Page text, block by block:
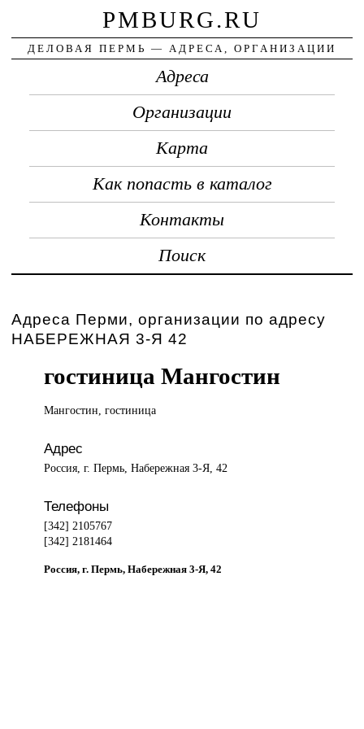
PMBURG.RU
ДЕЛОВАЯ ПЕРМЬ — АДРЕСА, ОРГАНИЗАЦИИ
Адреса
Организации
Карта
Как попасть в каталог
Контакты
Поиск
Адреса Перми, организации по адресу
НАБЕРЕЖНАЯ 3-Я 42
гостиница Мангостин
Мангостин, гостиница
Адрес
Россия, г. Пермь, Набережная 3-Я, 42
Телефоны
[342] 2105767
[342] 2181464
Россия, г. Пермь, Набережная 3-Я, 42